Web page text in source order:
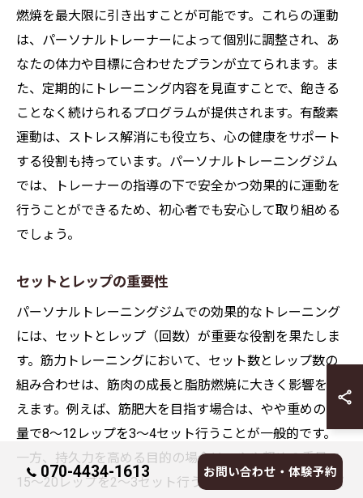
燃焼を最大限に引き出すことが可能です。これらの運動
は、パーソナルトレーナーによって個別に調整され、あ
なたの体力や目標に合わせたプランが立てられます。ま
た、定期的にトレーニング内容を見直すことで、飽きる
ことなく続けられるプログラムが提供されます。有酸素
運動は、ストレス解消にも役立ち、心の健康をサポート
する役割も持っています。パーソナルトレーニングジム
では、トレーナーの指導の下で安全かつ効果的に運動を
行うことができるため、初心者でも安心して取り組める
でしょう。
セットとレップの重要性
パーソナルトレーニングジムでの効果的なトレーニング
には、セットとレップ（回数）が重要な役割を果たしま
す。筋力トレーニングにおいて、セット数とレップ数の
組み合わせは、筋肉の成長と脂肪燃焼に大きく影響を与
えます。例えば、筋肥大を目指す場合は、やや重めの重
量で8〜12レップを3〜4セット行うことが一般的です。
一方、持久力を高める目的の場合は、やや軽めの重量で
15〜20レップを2〜3セット行うことが推奨されます。パ
070-4434-1613 お問い合わせ・体験予約